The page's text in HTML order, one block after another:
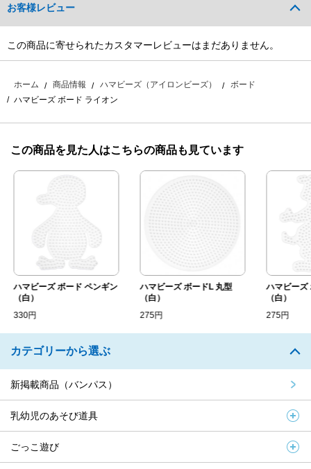
お客様レビュー
この商品に寄せられたカスタマーレビューはまだありません。
ホーム 商品情報 ハマビーズ（アイロンビーズ）
ボード
ハマビーズ ボード ライオン
この商品を見た人はこちらの商品も見ています
ハマビーズ ボード ペンギン
（白）
330円
ハマビーズ ボードL 丸型
（白）
275円
ハマビーズ
（白）
275円
カテゴリーから選ぶ
新掲載商品（バンパス）
乳幼児のあそび道具
ごっこ遊び